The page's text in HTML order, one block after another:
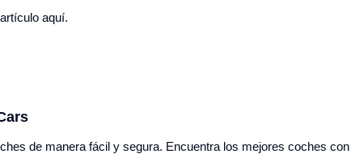
aquí.
de manera fácil y segura. Encuentra los mejores coches